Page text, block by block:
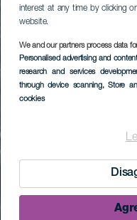
interest at any time by clicking
website.
We and our partners process data
Personalised advertising and
research and services
through device scanning, Store
cookies